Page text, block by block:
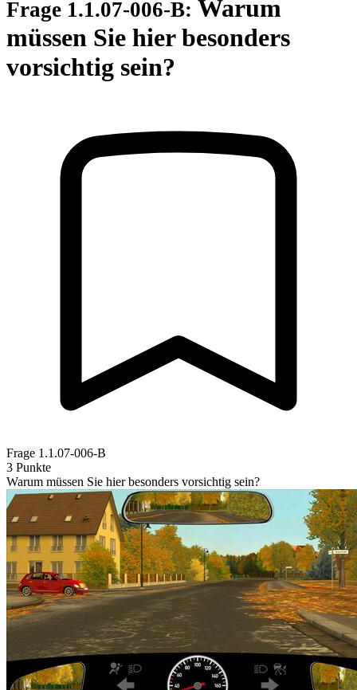
Frage 1.1.07-006-B: Warum
müssen Sie hier besonders
vorsichtig sein?
Frage 1.1.07-006-B
3 Punkte
Warum müssen Sie hier besonders vorsichtig sein?